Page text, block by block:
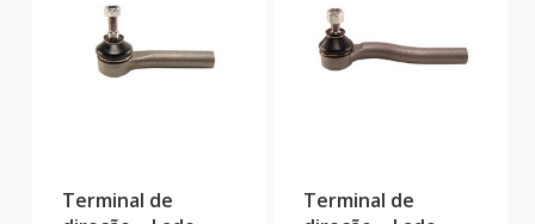
Terminal de
Terminal de